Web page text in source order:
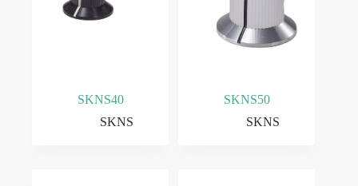
SKNS40
SKNS
SKNS50
SKNS